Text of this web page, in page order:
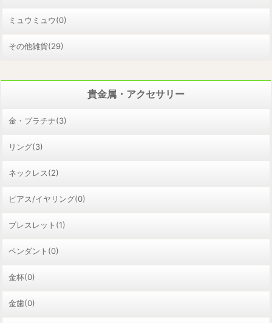
ミュウミュウ(0)
その他雑貨(29)
貴金属・アクセサリー
金・プラチナ(3)
リング(3)
ネックレス(2)
ピアス/イヤリング(0)
ブレスレット(1)
ペンダント(0)
金杯(0)
金歯(0)